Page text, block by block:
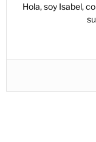
Hola, soy Isabel,